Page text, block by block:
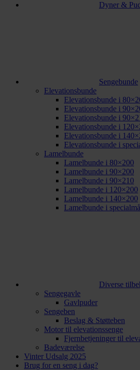
Dyner &
Sengebunde
Elevationsbunde
Elevationsbunde i
Elevationsbunde i
Elevationsbunde i
Elevationsbunde i
Elevationsbunde i
Elevationsbunde i
Lamelbunde
Lamelbunde i 80×200
Lamelbunde i 90×200
Lamelbunde i 90×210
Lamelbunde i 120×200
Lamelbunde i 140×200
Lamelbunde i
Diverse
Sengegavle
Gavlpuder
Sengeben
Beslag & Støtteben
Motor til elevationssenge
Fjernbetjeninger til
Badeværelse
Vinter Udsalg 2025
Brug for en seng i dag?